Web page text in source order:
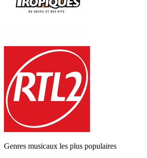
Genres musicaux les plus populaires